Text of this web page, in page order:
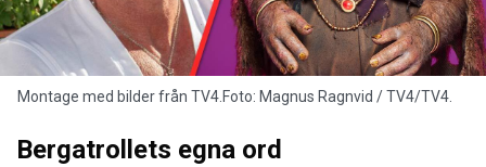
Montage med bilder från TV4.Foto: Magnus Ragnvid / TV4/TV4.
Bergatrollets egna ord